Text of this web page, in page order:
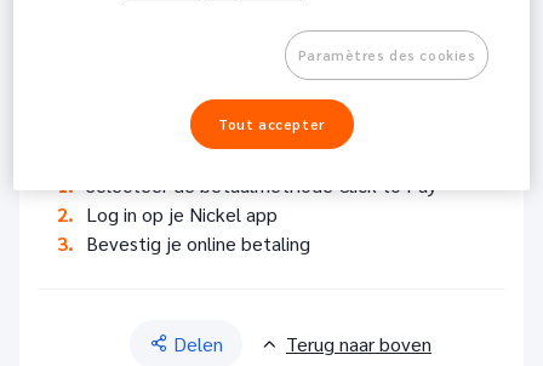
Het is een 100% gratis en veilige dienst. 🙂
Wanneer je online aankopen doet op een website die
Click to Pay aanbiedt:
Selecteer de betaalmethode Click to Pay
Log in op je Nickel app
Bevestig je online betaling
Delen Terug naar boven
Paramètres des cookies
Tout accepter